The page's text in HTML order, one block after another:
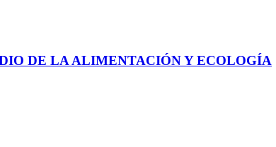
DE LA ALIMENTACIÓN Y ECOLOGÍA